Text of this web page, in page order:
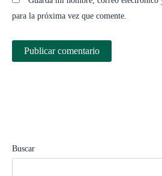
para la próxima vez que comente.
Buscar